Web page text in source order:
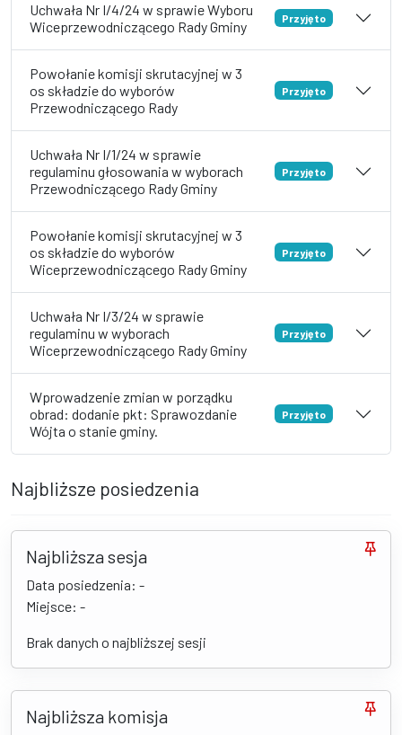
Uchwała Nr I/4/24 w sprawie Wyboru
Wiceprzewodniczącego Rady Gminy
Przyjęto
Powołanie komisji skrutacyjnej w 3
os składzie do wyborów
Przewodniczącego Rady
Przyjęto
Uchwała Nr I/1/24 w sprawie
regulaminu głosowania w wyborach
Przewodniczącego Rady Gminy
Przyjęto
Powołanie komisji skrutacyjnej w 3
os składzie do wyborów
Wiceprzewodniczącego Rady Gminy
Przyjęto
Uchwała Nr I/3/24 w sprawie
regulaminu w wyborach
Wiceprzewodniczącego Rady Gminy
Przyjęto
Wprowadzenie zmian w porządku
obrad: dodanie pkt: Sprawozdanie
Wójta o stanie gminy.
Przyjęto
Najbliższe posiedzenia
Najbliższa sesja
Data posiedzenia: -
Miejsce: -
Brak danych o najbliższej sesji
Najbliższa komisja